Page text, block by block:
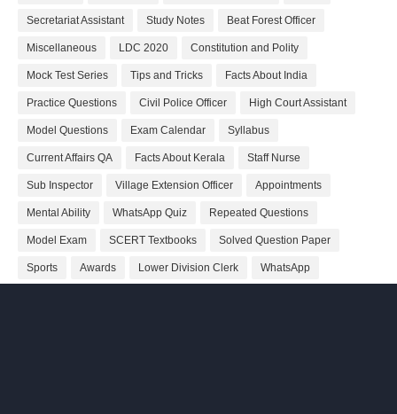
Secretariat Assistant Study Notes Beat Forest Officer
Miscellaneous LDC 2020 Constitution and Polity
Mock Test Series Tips and Tricks Facts About India
Practice Questions Civil Police Officer High Court Assistant
Model Questions Exam Calendar Syllabus
Current Affairs QA Facts About Kerala Staff Nurse
Sub Inspector Village Extension Officer Appointments
Mental Ability WhatsApp Quiz Repeated Questions
Model Exam SCERT Textbooks Solved Question Paper
Sports Awards Lower Division Clerk WhatsApp